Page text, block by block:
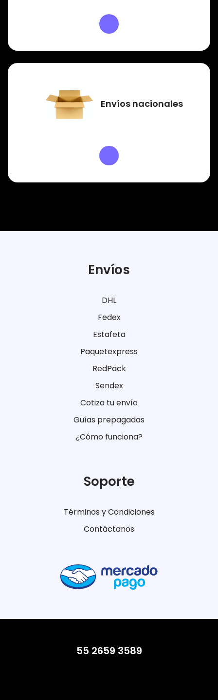
Envíos nacionales
Envíos
DHL
Fedex
Estafeta
Paquetexpress
RedPack
Sendex
Cotiza tu envío
Guías prepagadas
¿Cómo funciona?
Soporte
Términos y Condiciones
Contáctanos
55 2659 3589